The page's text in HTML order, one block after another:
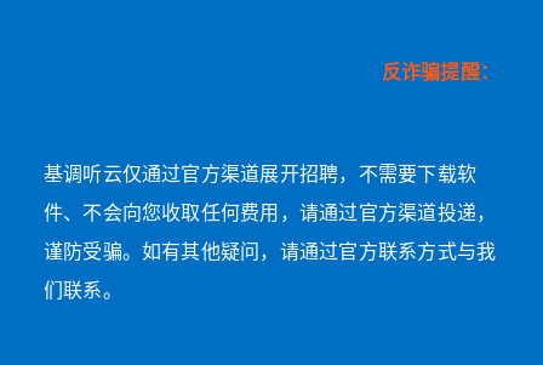
反诈骗提醒：
基调听云仅通过官方渠道展开招聘，不需要下载软
件、不会向您收取任何费用，请通过官方渠道投递，
谨防受骗。如有其他疑问，请通过官方联系方式与我
们联系。